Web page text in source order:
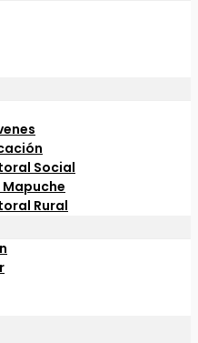
Social
Rural